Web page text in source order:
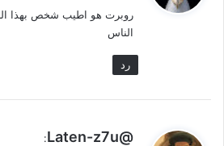
ل
روبرت هو اطيب شخص بهذا
الناس
رد
ي
@Laten-z7u
: